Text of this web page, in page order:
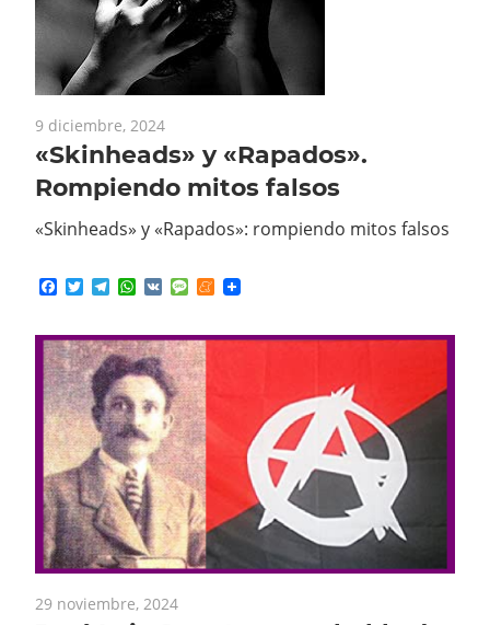
9 diciembre, 2024
«Skinheads» y «Rapados».
Rompiendo mitos falsos
«Skinheads» y «Rapados»: rompiendo mitos falsos
Facebook
TwitterTelegram
WhatsApp
VK MessageMeneame
29 noviembre, 2024